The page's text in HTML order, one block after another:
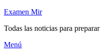
Saltar
contenido
Examen Mir
Todas las noticias para
Menú